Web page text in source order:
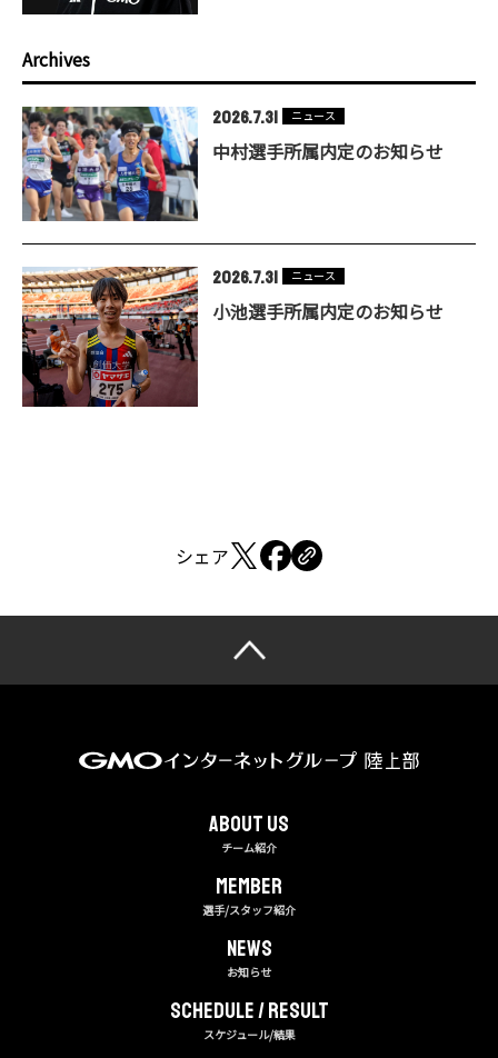
Archives
2026.7.31 ニュース
中村選手所属内定のお知らせ
2026.7.31 ニュース
小池選手所属内定のお知らせ
シェア
About us
チーム紹介
MEMBER
選手/スタッフ紹介
NEWS
お知らせ
Schedule / Result
スケジュール/結果